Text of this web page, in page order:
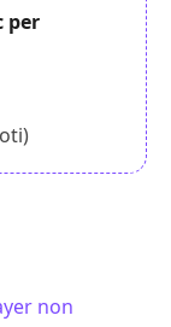
per
non